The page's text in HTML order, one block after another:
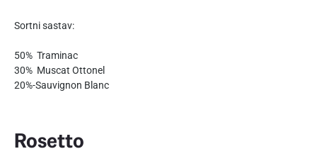
Sortni sastav:
50% Traminac
30% Muscat Ottonel
20%-Sauvignon Blanc
Rosetto